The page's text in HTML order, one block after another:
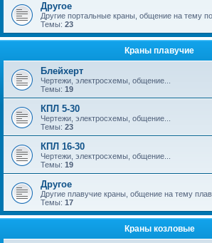
Другое
Другие портальные краны, общение на тему
Темы: 23
Краны плавучие
Блейхерт
Чертежи, электросхемы, общение...
Темы: 19
КПЛ 5-30
Чертежи, электросхемы, общение...
Темы: 23
КПЛ 16-30
Чертежи, электросхемы, общение...
Темы: 19
Другое
Другие плавучие краны, общение на тему
Темы: 17
Краны козловые